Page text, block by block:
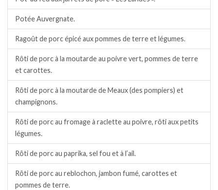
Potée Auvergnate.
Ragoût de porc épicé aux pommes de terre et légumes.
Rôti de porc à la moutarde au poivre vert, pommes de terre
et carottes.
Rôti de porc à la moutarde de Meaux (des pompiers) et
champignons.
Rôti de porc au fromage à raclette au poivre, rôti aux petits
légumes.
Rôti de porc au paprika, sel fou et à l’ail.
Rôti de porc au reblochon, jambon fumé, carottes et
pommes de terre.